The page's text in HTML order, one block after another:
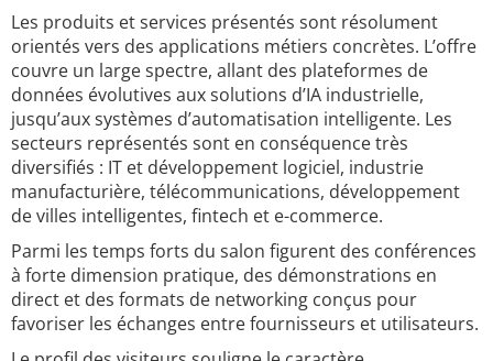
Les produits et services présentés sont résolument
orientés vers des applications métiers concrètes. L’offre
couvre un large spectre, allant des plateformes de
données évolutives aux solutions d’IA industrielle,
jusqu’aux systèmes d’automatisation intelligente. Les
secteurs représentés sont en conséquence très
diversifiés : IT et développement logiciel, industrie
manufacturière, télécommunications, développement
de villes intelligentes, fintech et e-commerce.
Parmi les temps forts du salon figurent des conférences
à forte dimension pratique, des démonstrations en
direct et des formats de networking conçus pour
favoriser les échanges entre fournisseurs et utilisateurs.